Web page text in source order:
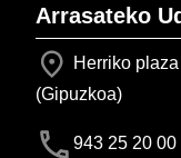
Arrasateko
Herriko
(Gipuzkoa)
943 25 20 00